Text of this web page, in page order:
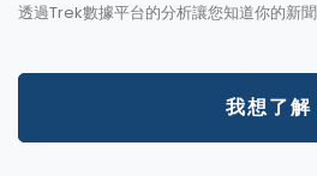
透過Trek數據平台的分析讓您知道你的新
我想了解